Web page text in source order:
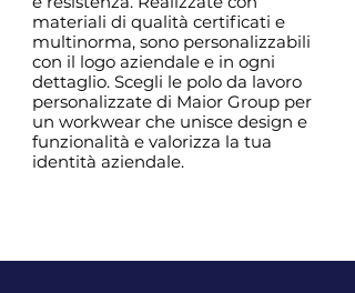
materiali di qualità certificati e
multinorma, sono personalizzabili
con il logo aziendale e in ogni
dettaglio. Scegli le polo da lavoro
personalizzate di Maior Group per
un workwear che unisce design e
funzionalità e valorizza la tua
identità aziendale.